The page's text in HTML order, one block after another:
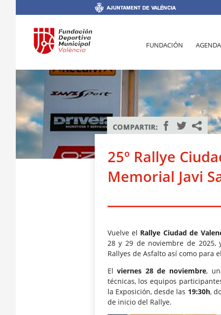
FUNDACIÓN AGENDA
25º Rallye
Memorial Javi
Vuelve el Rallye Ciudad de
28 y 29 de noviembre de 2025,
Rallyes de Asfalto así como para
Elviernes 28 de noviembre,
técnicas, los equipos
la Exposición, desde las 19:30h,
de inicio del Rallye.